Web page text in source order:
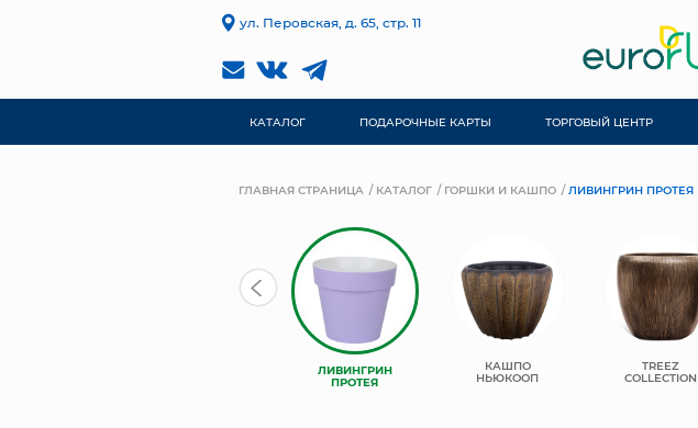
ул. Перовская, д. 65, стр. 11
КАТАЛОГ ПОДАРОЧНЫЕ КАРТЫ ТОРГОВЫЙ ЦЕНТР
ГЛАВНАЯ СТРАНИЦА КАТАЛОГ ГОРШКИ И КАШПО ЛИВИНГРИН ПРОТЕЯ
ЛИВИНГРИН
ПРОТЕЯ
КАШПО
НЬЮКООП
TREEZ
COLLECTION